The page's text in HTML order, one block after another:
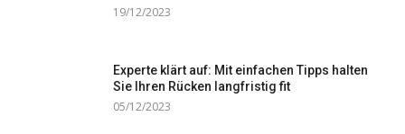
19/12/2023
Experte klärt auf: Mit einfachen Tipps halten
Sie Ihren Rücken langfristig fit
05/12/2023